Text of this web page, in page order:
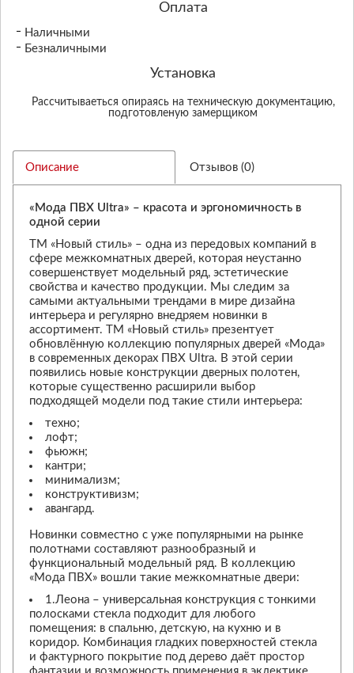
Оплата
Наличными
Безналичными
Установка
Рассчитываеться опираясь на техническую документацию,
подготовленую замерщиком
Описание Отзывов (0)
«Мода ПВХ Ultra» – красота и эргономичность в
одной серии
ТМ «Новый стиль» – одна из передовых компаний в
сфере межкомнатных дверей, которая неустанно
совершенствует модельный ряд, эстетические
свойства и качество продукции. Мы следим за
самыми актуальными трендами в мире дизайна
интерьера и регулярно внедряем новинки в
ассортимент. ТМ «Новый стиль» презентует
обновлённую коллекцию популярных дверей «Мода»
в современных декорах ПВХ Ultra. В этой серии
появились новые конструкции дверных полотен,
которые существенно расширили выбор
подходящей модели под такие стили интерьера:
техно;
лофт;
фьюжн;
кантри;
минимализм;
конструктивизм;
авангард.
Новинки совместно с уже популярными на рынке
полотнами составляют разнообразный и
функциональный модельный ряд. В коллекцию
«Мода ПВХ» вошли такие межкомнатные двери:
1.Леона – универсальная конструкция с тонкими
полосками стекла подходит для любого
помещения: в спальню, детскую, на кухню и в
коридор. Комбинация гладких поверхностей стекла
и фактурного покрытие под дерево даёт простор